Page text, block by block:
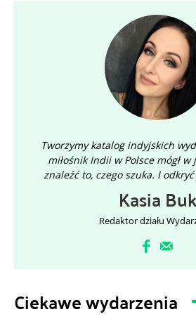
Whether you’re a seasoned
this workshop is for everyone!
Garba’s energetic and expressive
surrounded by a vibrant
will be led by Siddharth Bhavsar, a
and choreographer, who will guide
unforgettable dance journey.
Reservation link will be announce
Tworzymy katalog indyjskich
miłośnik Indii w Polsce mógł
znaleźć to, czego szuka. I
Kasia Buk
Redaktor działu
Ciekawe wydarzenia